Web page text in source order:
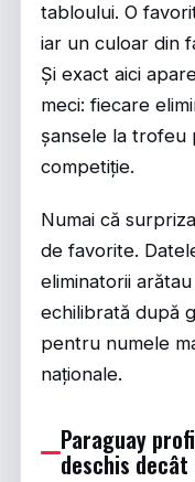
tabloului. O
iar un culoar din
Și exact aici
meci: fiecare
șansele la trofeu
competiție.
Numai că
de favorite.
eliminatorii
echilibrată după
pentru numele
naționale.
Paraguay
deschis